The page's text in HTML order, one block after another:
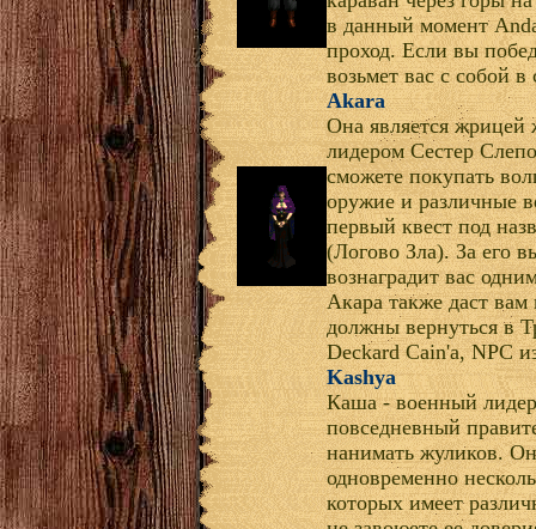
в данный момент
проход. Если вы
возьмет вас с собой
Akara
Она является жрицей
лидером Сестер
сможете покупать
оружие и различные
первый квест под
(Логово Зла). За его
вознаградит вас
Акара также даст вам
должны вернуться в
Deckard Cain'а, NPC
Kashya
Каша - военный
повседневный
нанимать жуликов.
одновременно
которых имеет